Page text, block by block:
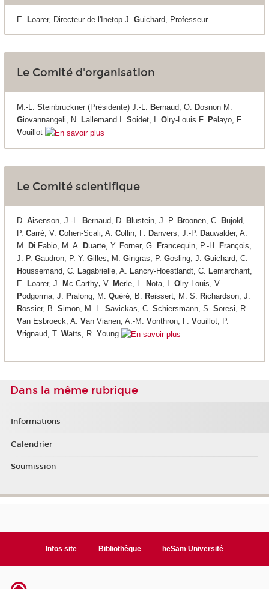
E. Loarer, Directeur de l'Inetop J. Guichard, Professeur
Le Comité d'organisation
M.-L. Steinbruckner (Présidente) J.-L. Bernaud, O. Dosnon M.
Giovannangeli, N. Lallemand I. Soidet, I. Olry-Louis F. Pelayo, F.
Vouillot
Le Comité scientifique
D. Aisenson, J.-L. Bernaud, D. Blustein, J.-P. Broonen, C. Bujold,
P. Carré, V. Cohen-Scali, A. Collin, F. Danvers, J.-P. Dauwalder, A.
M. Di Fabio, M. A. Duarte, Y. Forner, G. Francequin, P.-H. François,
J.-P. Gaudron, P.-Y. Gilles, M. Gingras, P. Gosling, J. Guichard, C.
Houssemand, C. Lagabrielle, A. Lancry-Hoestlandt, C. Lemarchant,
E. Loarer, J. Mc Carthy, V. Merle, L. Nota, I. Olry-Louis, V.
Podgorrna, J. Pralong, M. Quéré, B. Reissert, M. S. Richardson, J.
Rossier, B. Simon, M. L. Savickas, C. Schiersmann, S. Soresi, R.
Van Esbroeck, A. Van Vianen, A.-M. Vonthron, F. Vouillot, P.
Vrignaud, T. Watts, R. Young
Dans la même rubrique
Informations
Calendrier
Soumission
Infos site Bibliothèque heSam Université